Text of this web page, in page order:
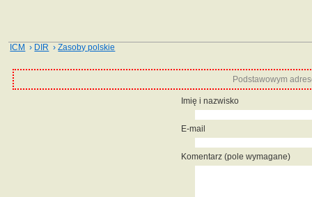
ICM › DIR ›Zasoby polskie
Podstawowym
Imię i nazwisko
E-mail
Komentarz (pole wymagane)